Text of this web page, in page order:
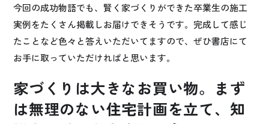
今回の成功物語でも、賢く家づくりができた卒業生の施工
実例をたくさん掲載しお届けできそうです。完成して感じ
たことなど色々と答えいただいてますので、ぜひ書店にて
お手に取っていただければと思います。
家づくりは大きなお買い物。まず
は無理のない住宅計画を立て、知